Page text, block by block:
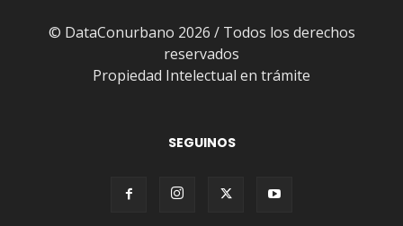
© DataConurbano 2026 / Todos los derechos
reservados
Propiedad Intelectual en trámite
SEGUINOS